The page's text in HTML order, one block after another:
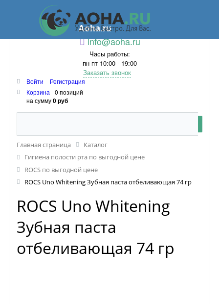
Aoha.ru
info@aoha.ru
Часы работы:
пн-пт 10:00 - 19:00
Заказать звонок
Войти
Регистрация
Корзина
0 позиций
на сумму0 руб
Главная страница
Каталог
Гигиена полости рта по выгодной цене
ROCS по выгодной цене
ROCS Uno Whitening Зубная паста отбеливающая 74 гр
ROCS Uno Whitening
Зубная паста
отбеливающая 74 гр